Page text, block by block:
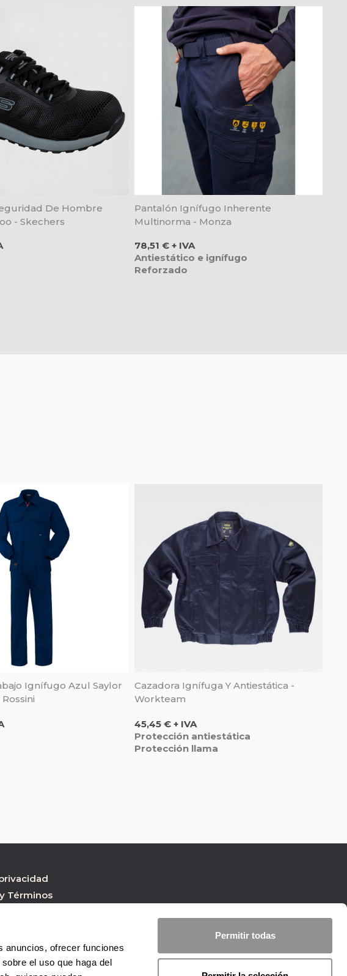
anuncios, ofrecer funciones
el uso que haga del
Permitir todas
De Hombre
- Skechers
Pantalón Ignífugo Inherente
Multinorma - Monza
Precio
78,51 € + IVA
Antiestático e ignífugo
Reforzado
Ignífugo Azul Saylor
Cazadora Ignífuga Y Antiestática -
Workteam
Precio
45,45 € + IVA
Protección antiestática
Protección llama
Términos
de